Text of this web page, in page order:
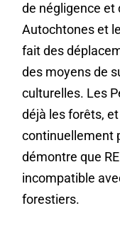
de négligence et
Autochtones et
fait des
des moyens de
culturelles. Les
déjà les forêts,
continuellement
démontre que
incompatible
forestiers.